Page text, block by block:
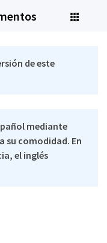
de este
mediante
comodidad. En
el inglés